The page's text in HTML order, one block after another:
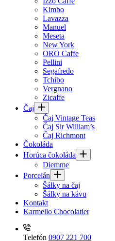
Kimbo
Lavazza
Manuel
Meseta
New York
ORO Caffe
Pellini
Segafredo
Tchibo
Vergnano
Zicaffe
Čaj
Čaj Vintage Teas
Čaj Sir William’s
Čaj Richmont
Čokoláda
Horúca čokoláda
Diemme
Porcelán
Šálky na čaj
Šálky na kávu
Kontakt
Karmello Chocolatier
Telefón 0907 221 700